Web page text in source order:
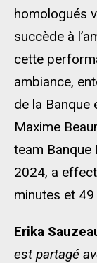
homologués
succède à
cette
ambiance,
de la Banque
Maxime
team Banque
2024, a
minutes et
Erika
est partagé